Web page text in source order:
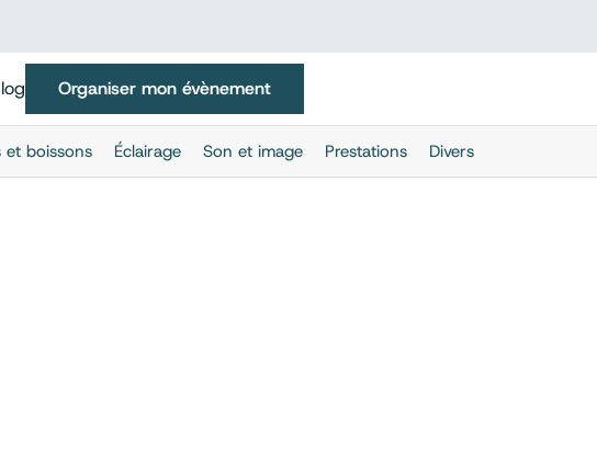
Organiser mon évènement
et boissons Éclairage Son et image Prestations Divers